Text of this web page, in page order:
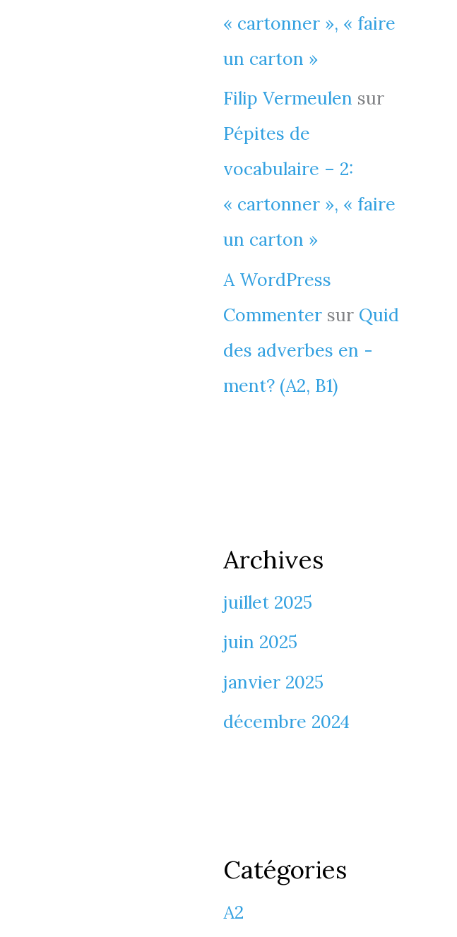
« cartonner », « faire
un carton »
Filip Vermeulen sur
Pépites de
vocabulaire – 2:
« cartonner », « faire
un carton »
A WordPress
Commentersur Quid
des adverbes en -
ment? (A2, B1)
Archives
juillet 2025
juin 2025
janvier 2025
décembre 2024
Catégories
A2